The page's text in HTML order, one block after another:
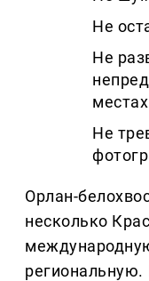
Не
Не
Не
Орлан-
несколько
региональную.